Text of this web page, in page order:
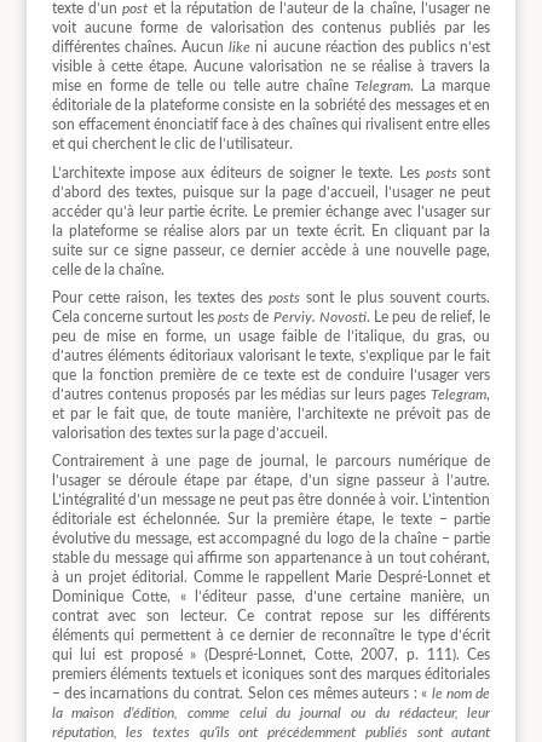
texte d’unpost et la réputation de l’auteur de la chaîne, l’usager ne
voit aucune forme de valorisation des contenus publiés par les
différentes chaînes. Aucunlike ni aucune réaction des publics n’est
visible à cette étape. Aucune valorisation ne se réalise à travers la
mise en forme de telle ou telle autre chaîneTelegram. La marque
éditoriale de la plateforme consiste en la sobriété des messages et en
son effacement énonciatif face à des chaînes qui rivalisent entre elles
et qui cherchent le clic de l’utilisateur.
L’architexte impose aux éditeurs de soigner le texte. Les postssont
d’abord des textes, puisque sur la page d’accueil, l’usager ne peut
accéder qu’à leur partie écrite. Le premier échange avec l’usager sur
la plateforme se réalise alors par un texte écrit. En cliquant par la
suite sur ce signe passeur, ce dernier accède à une nouvelle page,
celle de la chaîne.
Pour cette raison, les textes desposts sont le plus souvent courts.
Cela concerne surtout les postsde Perviy. Novosti. Le peu de relief, le
peu de mise en forme, un usage faible de l’italique, du gras, ou
d’autres éléments éditoriaux valorisant le texte, s’explique par le fait
que la fonction première de ce texte est de conduire l’usager vers
d’autres contenus proposés par les médias sur leurs pagesTelegram,
et par le fait que, de toute manière, l’architexte ne prévoit pas de
valorisation des textes sur la page d’accueil.
Contrairement à une page de journal, le parcours numérique de
l’usager se déroule étape par étape, d’un signe passeur à l’autre.
L’intégralité d’un message ne peut pas être donnée à voir. L’intention
éditoriale est échelonnée. Sur la première étape, le texte – partie
évolutive du message, est accompagné du logo de la chaîne – partie
stable du message qui affirme son appartenance à un tout cohérant,
à un projet éditorial. Comme le rappellent Marie Despré-Lonnet et
Dominique Cotte, « l’éditeur passe, d’une certaine manière, un
contrat avec son lecteur. Ce contrat repose sur les différents
éléments qui permettent à ce dernier de reconnaître le type d’écrit
qui lui est proposé » (Despré-Lonnet, Cotte, 2007, p. 111). Ces
premiers éléments textuels et iconiques sont des marques éditoriales
– des incarnations du contrat. Selon ces mêmes auteurs : « le nom de
la maison d’édition, comme celui du journal ou du rédacteur, leur
réputation, les textes qu’ils ont précédemment publiés sont autant